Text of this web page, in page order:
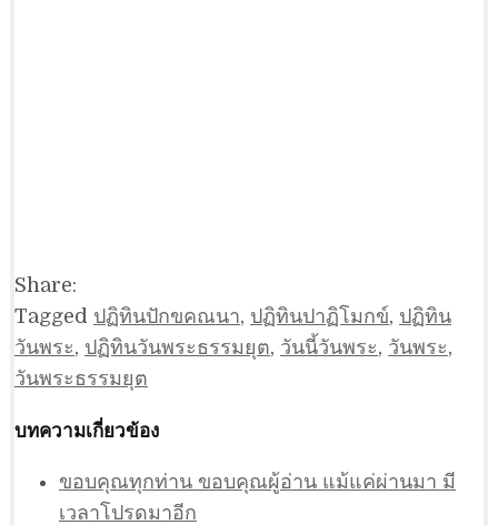
Share:
Tagged ปฏิทินปักขคณนา, ปฏิทินปาฏิโมกข์, ปฏิทิน
วันพระ, ปฏิทินวันพระธรรมยุต, วันนี้วันพระ, วันพระ,
วันพระธรรมยุต
บทความเกี่ยวข้อง
ขอบคุณทุกท่าน ขอบคุณผู้อ่าน แม้แค่ผ่านมา มี
เวลาโปรดมาอีก